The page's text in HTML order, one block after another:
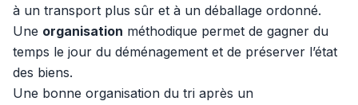
à un transport plus sûr et à un déballage ordonné.
Une organisation méthodique permet de gagner du
temps le jour du déménagement et de préserver l’état
des biens.
Une bonne organisation du tri après un